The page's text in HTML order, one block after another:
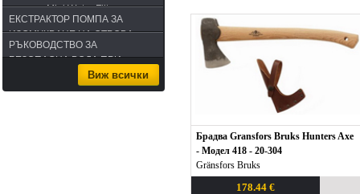
на вода Mini Water Filter
ЕКСТРАКТОР ПОМПА ЗА
ИЗСМУКВАНЕ НА ОТРОВА -
комплект за извличане на
РЪКОВОДСТВО ЗА
БЕЗОПАСНА ВОДА ПРИ
Виж всички
Брадва Gransfors Bruks Hunters Axe
- Модел 418 - 20-304
Gränsfors Bruks
178.44 €